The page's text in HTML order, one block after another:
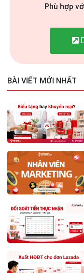
Phù hợp
BÀI VIẾT MỚI NHẤT